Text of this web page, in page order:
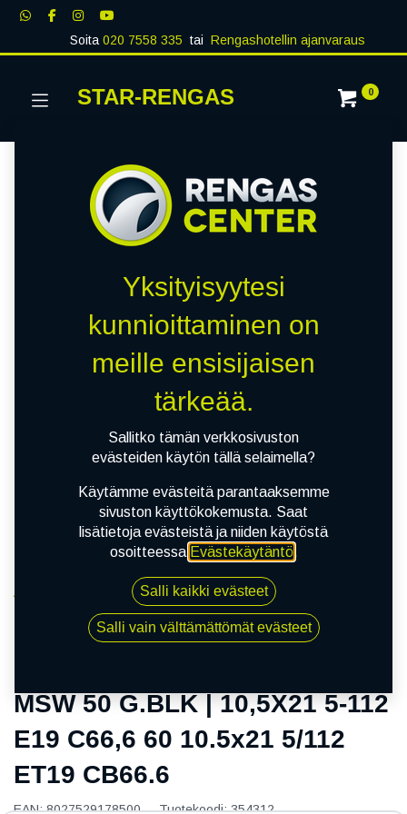
Soita020 7558 335 tai Rengashotellin ajanvaraus
STAR-RENGAS 0
MSW 50 G.BLK | 10,5X21 5-112 E19 C66,6 60 10.5x21
5/112 ET19 CB66.6
MSW 50 G.BLK | 10,5X21 5-112
E19 C66,6 60 10.5x21 5/112
ET19 CB66.6
EAN:8027529178500 Tuotekoodi:354312
Yksityisyytesi
kunnioittaminen on
meille ensisijaisen
tärkeää.
Sallitko tämän verkkosivuston
evästeiden käytön tällä selaimella?
Käytämme evästeitä parantaaksemme
sivuston käyttökokemusta. Saat
lisätietoja evästeistä ja niiden käytöstä
osoitteessa Evästekäytäntö.
Salli kaikki evästeet
Salli vain välttämättömät evästeet